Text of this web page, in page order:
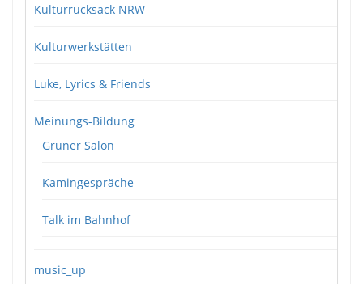
Kulturrucksack NRW
Kulturwerkstätten
Luke, Lyrics & Friends
Meinungs-Bildung
Grüner Salon
Kamingespräche
Talk im Bahnhof
music_up